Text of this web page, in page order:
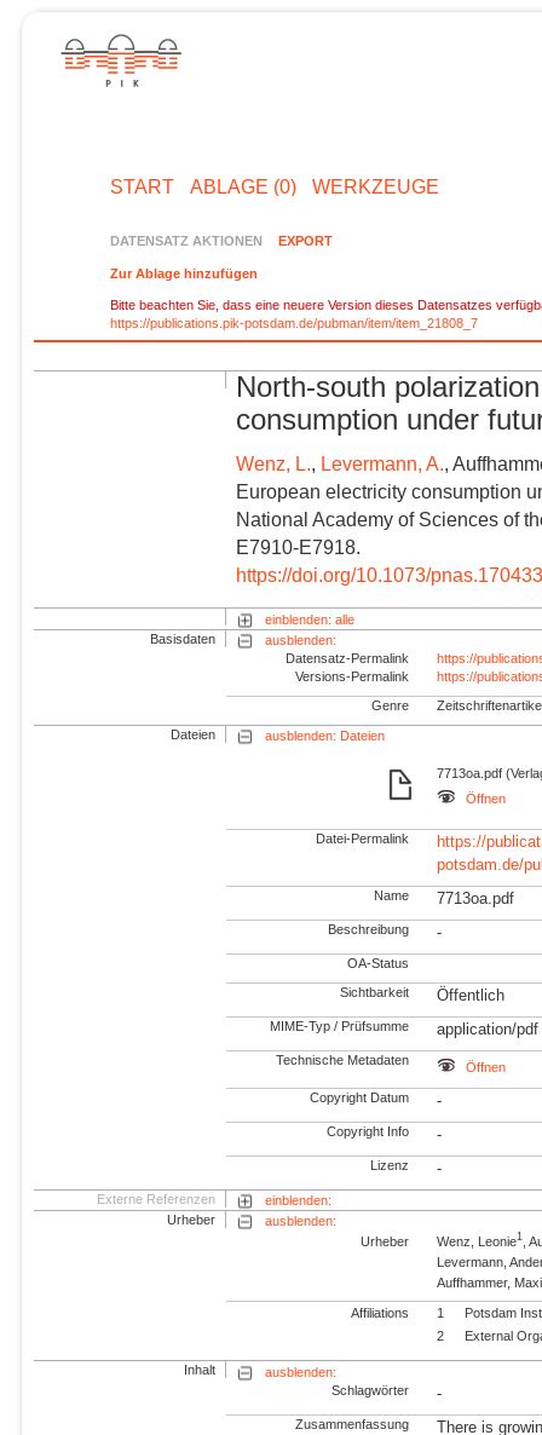
START ABLAGE (0) WERKZEUGE
DATENSATZ AKTIONEN EXPORT
Zur Ablage hinzufügen
Bitte beachten Sie, dass eine neuere Version dieses Datensatzes
https://publications.pik-potsdam.de/pubman/item/item_21808_7
North-south
consumption under
Wenz, L., Levermann, A.,
European electricity consumption
National Academy of Sciences of
E7910-E7918.
https://doi.org/10.1073/
einblenden: alle
Basisdaten
ausblenden:
Datensatz-Permalink
https://
Versions-Permalink
https://
Genre
Dateien ausblenden: Dateien
7713oa.pdf
Öffnen
Datei-Permalink
https://
potsdam.de/
Name 7713oa.pdf
Beschreibung -
OA-Status
Sichtbarkeit Öffentlich
MIME-Typ / Prüfsumme application/pdf
Technische Metadaten Öffnen
Copyright Datum -
Copyright Info -
Lizenz -
Externe Referenzen
einblenden:
Urheber
ausblenden:
Urheber
Wenz, Leonie1 ,
Levermann,
Auffhammer,
Affiliations 1
Potsdam
2
External
Inhalt
ausblenden:
Schlagwörter
-
Zusammenfassung
There is